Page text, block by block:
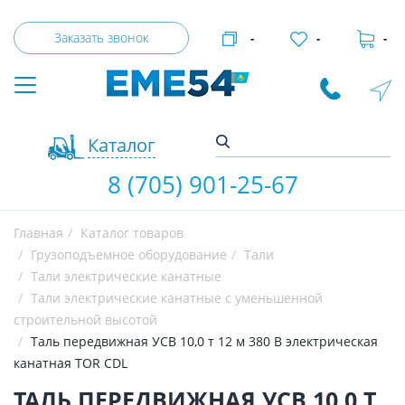
Заказать звонок
Каталог
- - -
8 (705) 901-25-67
Главная
Каталог товаров
Грузоподъемное оборудование
Тали
Тали электрические канатные
Тали электрические канатные с уменьшенной
строительной высотой
Таль передвижная УСВ 10,0 т 12 м 380 В электрическая
канатная TOR CDL